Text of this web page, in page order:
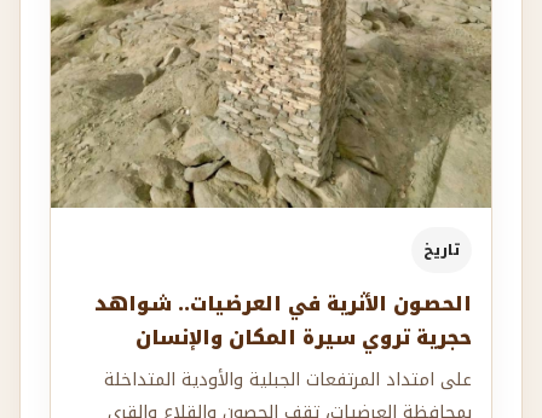
تاريخ
الحصون الأثرية في العرضيات.. شواهد
حجرية تروي سيرة المكان والإنسان
على امتداد المرتفعات الجبلية والأودية المتداخلة